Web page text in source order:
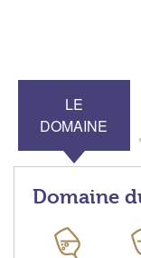
LE
DOMAINE
Domaine